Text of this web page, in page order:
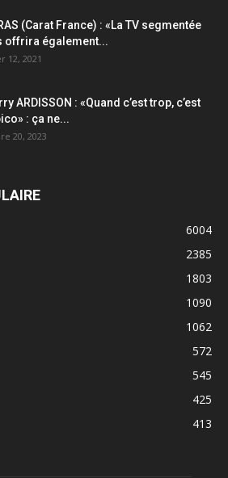
(Carat France) : «La TV segmentée
offrira également...
12, 2021
ARDISSON : «Quand c’est trop, c’est
: ça ne...
20, 2023
6004
2385
1803
1090
1062
572
545
425
413